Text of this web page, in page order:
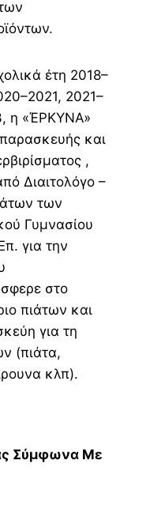
έτη 2018–
2021–
η «ΈΡΚΥΝΑ»
και
,
Διαιτολόγο –
των
Γυμνασίου
για την
στο
πιάτων και
για τη
(πιάτα,
κλπ).
Σύμφωνα Με